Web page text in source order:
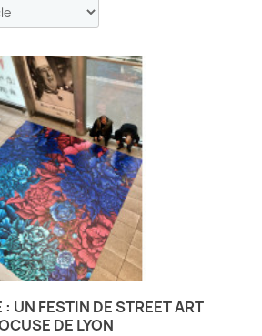
UN FESTIN DE STREET ART
DE LYON